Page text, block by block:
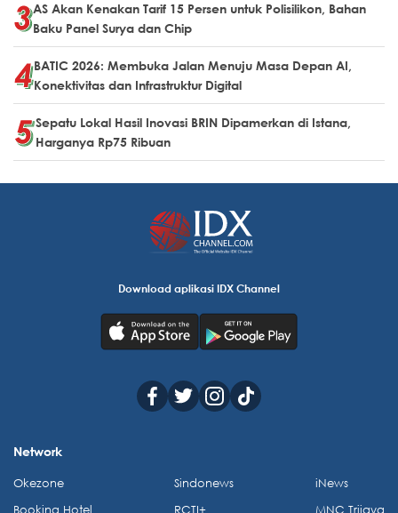
AS Akan Kenakan Tarif 15 Persen untuk Polisilikon, Bahan
Baku Panel Surya dan Chip
BATIC 2026: Membuka Jalan Menuju Masa Depan AI,
Konektivitas dan Infrastruktur Digital
Sepatu Lokal Hasil Inovasi BRIN Dipamerkan di Istana,
Harganya Rp75 Ribuan
Download aplikasi IDX Channel
Network
Okezone
Sindonews
iNews